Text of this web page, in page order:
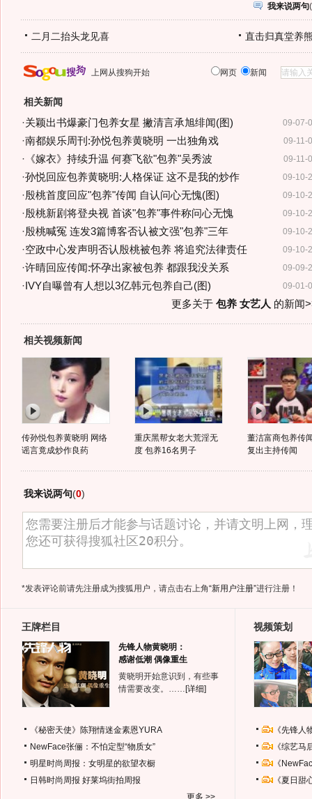
我来说两句(
二月二抬头龙见喜 直击归真堂养
上网从搜狗开始 网页 新闻
相关新闻
09-07-
·关颖出书爆豪门包养女星 撇清言承旭绯闻(图)
09-11-
·南都娱乐周刊:孙悦包养黄晓明 一出独角戏
09-11-
· 《嫁衣》持续升温 何赛飞欲"包养"吴秀波
09-10-
·孙悦回应包养黄晓明:人格保证 这不是我的炒作
09-10-
·殷桃首度回应"包养"传闻 自认问心无愧(图)
09-10-
·殷桃新剧将登央视 首谈"包养"事件称问心无愧
09-10-
·殷桃喊冤 连发3篇博客否认被文强"包养"三年
09-10-
·空政中心发声明否认殷桃被包养 将追究法律责任
09-09-
·许晴回应传闻:怀孕出家被包养 都跟我没关系
09-01-
· IVY自曝曾有人想以3亿韩元包养自己(图)
更多关于 包养 女艺人 的新闻
相关视频新闻
传孙悦包养黄晓明 网络
谣言竟成炒作良药
重庆黑帮女老大荒淫无
度 包养16名男子
董洁富商包养传
复出主持传闻
我来说两句(0)
*发表评论前请先注册成为搜狐用户，请点击右上角“新用户注册”进行注册！
王牌栏目
先锋人物黄晓明：
感谢低潮 偶像重生
黄晓明开始意识到，有些事
情需要改变。…… [详细]
《秘密天使》陈翔情迷金素恩YURA
NewFace张俪：不怕定型“物质女”
明星时尚周报：女明星的欲望衣橱
日韩时尚周报 好莱坞街拍周报
更多 >>
视频策划
《先锋
《综艺
《
《夏日